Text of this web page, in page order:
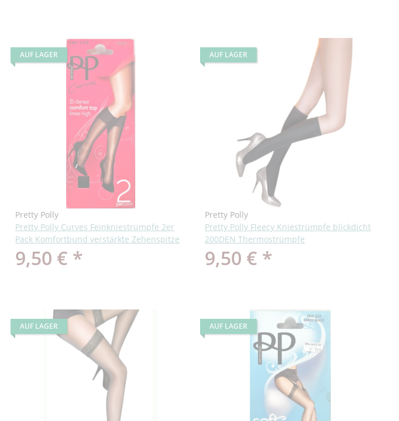
AUF LAGER
Pretty Polly
Pretty Polly Curves Feinkniestrümpfe 2er
Pack Komfortbund verstärkte Zehenspitze
9,50 € *
AUF LAGER
Pretty Polly
Pretty Polly Fleecy Kniestrümpfe blickdicht
200DEN Thermostrümpfe
9,50 € *
AUF LAGER AUF LAGER